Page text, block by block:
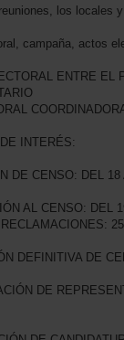
los locales
campaña, actos
ENTRE EL
INTERÉS:
DE CENSO: DEL
AL CENSO: DEL
DEFINITIVA DE
DE